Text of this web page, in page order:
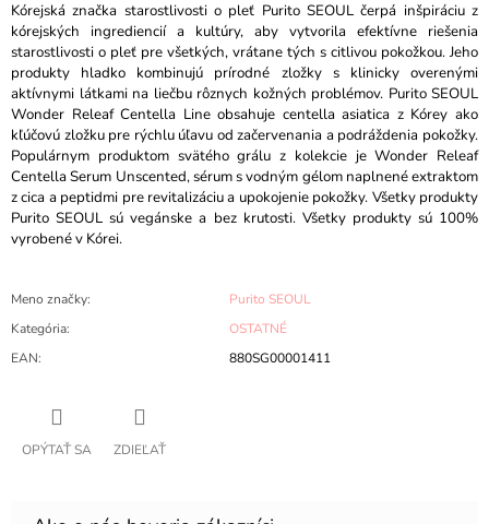
Kórejská značka starostlivosti o pleť Purito SEOUL čerpá inšpiráciu z
kórejských ingrediencií a kultúry, aby vytvorila efektívne riešenia
starostlivosti o pleť pre všetkých, vrátane tých s citlivou pokožkou. Jeho
produkty hladko kombinujú prírodné zložky s klinicky overenými
aktívnymi látkami na liečbu rôznych kožných problémov. Purito SEOUL
Wonder Releaf Centella Line obsahuje centella asiatica z Kórey ako
kľúčovú zložku pre rýchlu úľavu od začervenania a podráždenia pokožky.
Populárnym produktom svätého grálu z kolekcie je Wonder Releaf
Centella Serum Unscented, sérum s vodným gélom naplnené extraktom
z cica a peptidmi pre revitalizáciu a upokojenie pokožky. Všetky produkty
Purito SEOUL sú vegánske a bez krutosti. Všetky produkty sú 100%
vyrobené v Kórei.
Meno značky:
Purito SEOUL
Kategória:
OSTATNÉ
EAN: 880SG00001411
OPÝTAŤ SA ZDIEĽAŤ